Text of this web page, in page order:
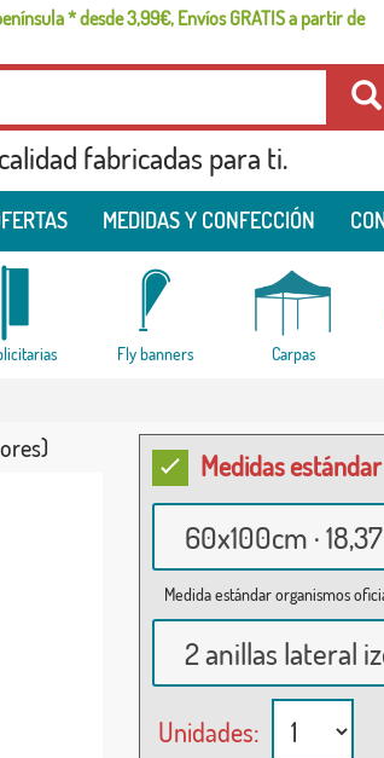
* desde 3,99€, Envíos GRATIS a partir de
fabricadas para ti.
MEDIDAS Y CONFECCIÓN
Fly banners Carpas
Medidas estándar
60x100cm ·
Medida estándar organismos
2 anillas lateral
Unidades: